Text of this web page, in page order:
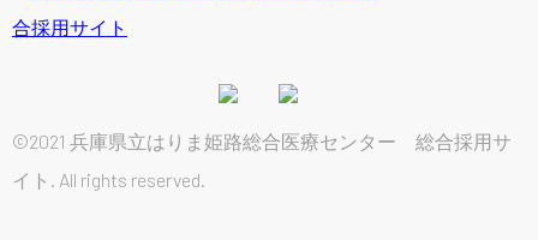
©2021 兵庫県立はりま姫路総合医療センター 総合採用サ
イト. All rights reserved.